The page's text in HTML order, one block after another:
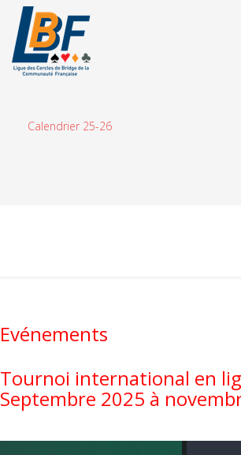
Calendrier 25-26
Evénements
Tournoi international en
Septembre 2025 à